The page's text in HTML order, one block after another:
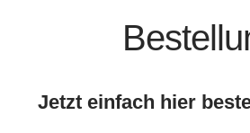
Jetzt einfach hier